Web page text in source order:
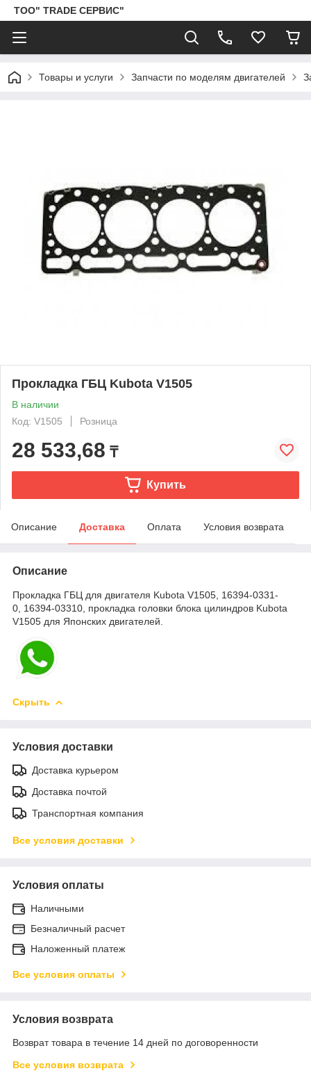
ТОО" TRADE СЕРВИС"
Товары и услуги Запчасти по моделям двигателей
Прокладка ГБЦ Kubota V1505
В наличии
Код: V1505
Розница
28 533,68 ₸
Купить
Описание Доставка Оплата Условия возврата
Описание
Прокладка ГБЦ для двигателя Kubota V1505, 16394-0331-
0, 16394-03310, прокладка головки блока цилиндров Kubota
V1505 для Японских двигателей.
Скрыть
Условия доставки
Доставка курьером
Доставка почтой
Транспортная компания
Все условия доставки
Условия оплаты
Наличными
Безналичный расчет
Наложенный платеж
Все условия оплаты
Условия возврата
Возврат товара в течение 14 дней по договоренности
Все условия возврата